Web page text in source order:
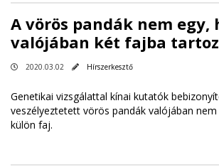
A vörös pandák nem egy,
valójában két fajba
2020.03.02 Hírszerkesztő
Genetikai vizsgálattal kínai kutatók
veszélyeztetett vörös pandák valójában
külön faj.